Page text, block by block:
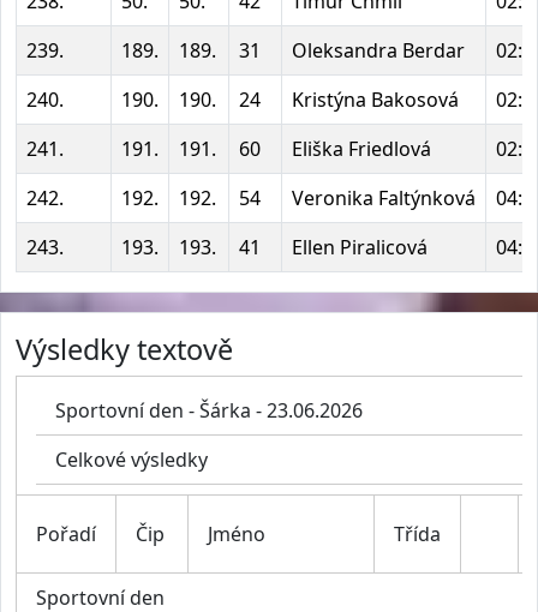
239.
189. 189. 31 Oleksandra Berdar
240.
190. 190. 24 Kristýna Bakosová
241.
191. 191. 60 Eliška Friedlová
242.
192. 192. 54 Veronika Faltýnková
243.
193. 193. 41 Ellen Piralicová
Výsledky textově
Sportovní den - Šárka - 23.06.2026
Celkové výsledky
Pořadí Čip Jméno Třída
Sportovní den